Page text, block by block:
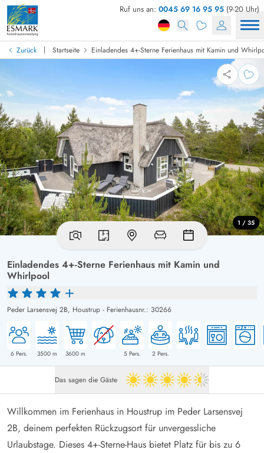
Ruf uns an: 0045 69 16 95 95 (9-20 Uhr)
Zurück | Startseite Einladendes 4+-Sterne Ferienhaus mit Kamin und
Einladendes 4+-Sterne Ferienhaus mit Kamin und
Whirlpool
Peder Larsensvej 2B, Houstrup - Ferienhausnr.: 30266
6Pers. 3500 m 3600 m 5Pers. 2 Pers.
1 / 35
Das sagen die Gäste 4.5 von 5
Willkommen im Ferienhaus in Houstrup im Peder Larsensvej
2B, deinem perfekten Rückzugsort für unvergessliche
Urlaubstage. Dieses 4+-Sterne-Haus bietet Platz für bis zu 6